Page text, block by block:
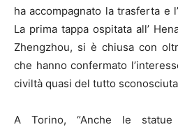
ha accompagnato la trasferta e
La prima tappa ospitata all’
Zhengzhou, si è chiusa con
che hanno confermato
civiltà quasi del tutto
A Torino, “Anche le